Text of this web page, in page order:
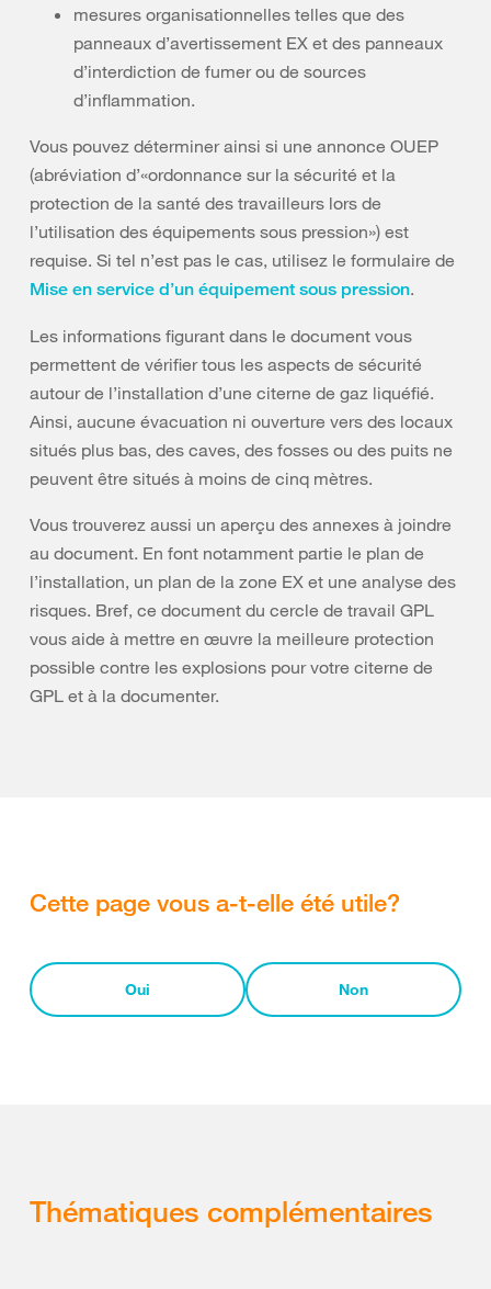
mesures organisationnelles telles que des
panneaux d’avertissement EX et des panneaux
d’interdiction de fumer ou de sources
d’inflammation.
Vous pouvez déterminer ainsi si une annonce OUEP
(abréviation d’«ordonnance sur la sécurité et la
protection de la santé des travailleurs lors de
l’utilisation des équipements sous pression») est
requise. Si tel n’est pas le cas, utilisez le formulaire de
Mise en service d’un équipement sous pression.
Les informations figurant dans le document vous
permettent de vérifier tous les aspects de sécurité
autour de l’installation d’une citerne de gaz liquéfié.
Ainsi, aucune évacuation ni ouverture vers des locaux
situés plus bas, des caves, des fosses ou des puits ne
peuvent être situés à moins de cinq mètres.
Vous trouverez aussi un aperçu des annexes à joindre
au document. En font notamment partie le plan de
l’installation, un plan de la zone EX et une analyse des
risques. Bref, ce document du cercle de travail GPL
vous aide à mettre en œuvre la meilleure protection
possible contre les explosions pour votre citerne de
GPL et à la documenter.
Cette page vous a-t-elle été utile?
Oui Non
Thématiques complémentaires